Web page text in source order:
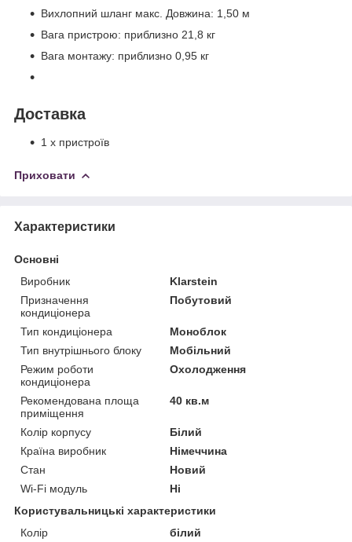
Вихлопний шланг макс. Довжина: 1,50 м
Вага пристрою: приблизно 21,8 кг
Вага монтажу: приблизно 0,95 кг
Доставка
1 х пристроїв
Приховати
Характеристики
Основні
Виробник
Klarstein
Призначення
кондиціонера
Побутовий
Тип кондиціонера
Моноблок
Тип внутрішнього блоку
Мобільний
Режим роботи
кондиціонера
Охолодження
Рекомендована площа
приміщення
40 кв.м
Колір корпусу
Білий
Країна виробник
Німеччина
Стан
Новий
Wi-Fi модуль
Ні
Користувальницькі характеристики
Колір
білий